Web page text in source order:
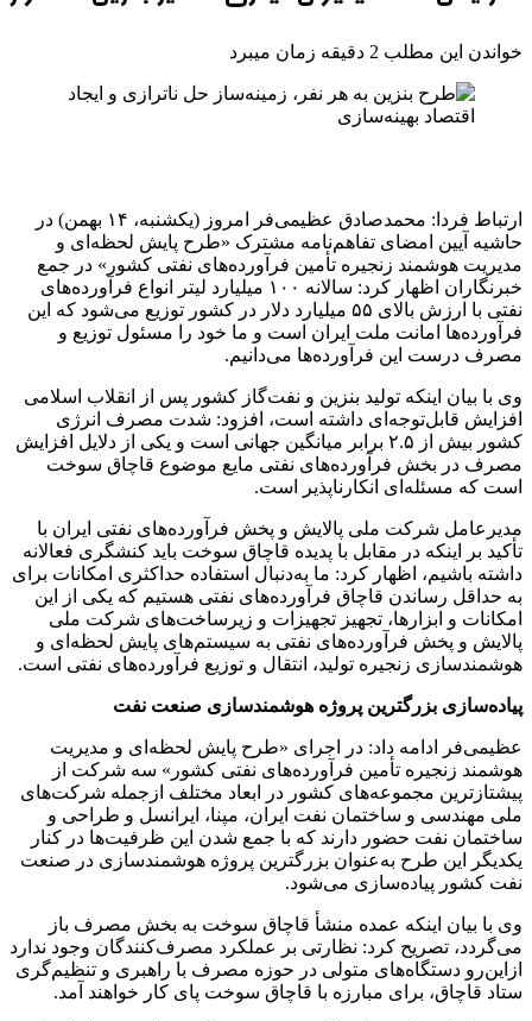
خواندن این مطلب 2 دقیقه زمان میبرد
ارتباط فردا: محمدصادق عظیمی‌فر امروز (یکشنبه، ۱۴ بهمن) در
حاشیه آیین امضای تفاهم‌نامه مشترک «طرح پایش لحظه‌ای و
مدیریت هوشمند زنجیره تأمین فرآورده‌های نفتی کشور» در جمع
خبرنگاران اظهار کرد: سالانه ۱۰۰ میلیارد لیتر انواع فرآورده‌های
نفتی با ارزش بالای ۵۵ میلیارد دلار در کشور توزیع می‌شود که این
فرآورده‌ها امانت ملت ایران است و ما خود را مسئول توزیع و
مصرف درست این فرآورده‌ها می‌دانیم.
وی با بیان اینکه تولید بنزین و نفت‌گاز کشور پس از انقلاب اسلامی
افزایش قابل‌توجه‌ای داشته است، افزود: شدت مصرف انرژی
کشور بیش از ۲.۵ برابر میانگین جهانی است و یکی از دلایل افزایش
مصرف در بخش فرآورده‌های نفتی مایع موضوع قاچاق سوخت
است که مسئله‌ای انکارناپذیر است.
مدیرعامل شرکت ملی پالایش و پخش فرآورده‌های نفتی ایران با
تأکید بر اینکه در مقابل با پدیده قاچاق سوخت باید کنشگری فعالانه
داشته باشیم، اظهار کرد: ما به‌دنبال استفاده حداکثری امکانات برای
به حداقل رساندن قاچاق فرآورده‌های نفتی هستیم که یکی از این
امکانات و ابزارها، تجهیز تجهیزات و زیرساخت‌های شرکت ملی
پالایش و پخش فرآورده‌های نفتی به سیستم‌های پایش لحظه‌ای و
هوشمندسازی زنجیره تولید، انتقال و توزیع فرآورده‌های نفتی است.
پیاده‌سازی بزرگترین پروژه هوشمندسازی صنعت نفت
عظیمی‌فر ادامه داد: در اجرای «طرح پایش لحظه‌ای و مدیریت
هوشمند زنجیره تأمین فرآورده‌های نفتی کشور» سه شرکت از
پیشتازترین مجموعه‌های کشور در ابعاد مختلف ازجمله شرکت‌های
ملی مهندسی و ساختمان نفت ایران، مپنا، ایرانسل و طراحی و
ساختمان نفت حضور دارند که با جمع شدن این ظرفیت‌ها در کنار
یکدیگر این طرح به‌عنوان بزرگترین پروژه هوشمندسازی در صنعت
نفت کشور پیاده‌سازی می‌شود.
وی با بیان اینکه عمده منشأ قاچاق سوخت به بخش مصرف باز
می‌گردد، تصریح کرد: نظارتی بر عملکرد مصرف‌کنندگان وجود ندارد
ازاین‌رو دستگاه‌های متولی در حوزه مصرف با راهبری و تنظیم‌گری
ستاد قاچاق، برای مبارزه با قاچاق سوخت پای کار خواهند آمد.